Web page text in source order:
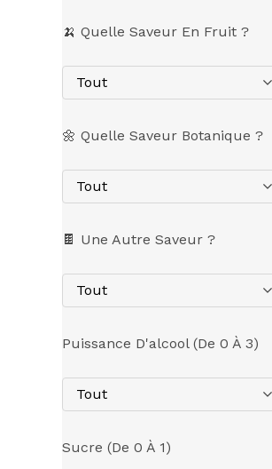
🍌 Quelle Saveur En Fruit ?
Tout
🌼 Quelle Saveur Botanique ?
Tout
🍫 Une Autre Saveur ?
Tout
Puissance D'alcool (de 0 À 3)
Tout
Sucre (de 0 À 1)